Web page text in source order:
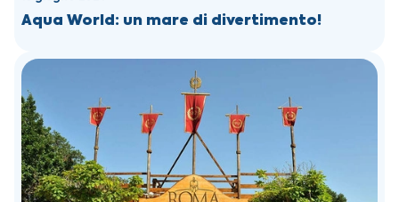
Aqua World: un mare di divertimento!